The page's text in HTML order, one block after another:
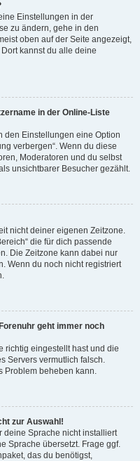
Einstellungen in der
zu ändern, gehe in den
oben auf der Seite angezeigt,
kannst du alle deine
in der Online-Liste
den Einstellungen eine Option
verbergen“. Wenn du diese
Moderatoren und du selbst
unsichtbarer Besucher gezählt.
nicht deiner eigenen Zeitzone.
die für dich passende
Die Zeitzone kann dabei nur
Wenn du noch nicht registriert
geht immer noch
richtig eingestellt hast und die
Servers vermutlich falsch.
Problem beheben kann.
zur Auswahl!
deine Sprache nicht installiert
Sprache übersetzt. Frage ggf.
das du benötigst,